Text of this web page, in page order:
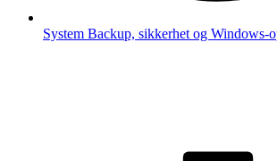
System Backup, sikkerhet og Windows-